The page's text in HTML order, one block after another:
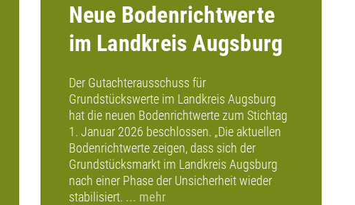
Neue Bodenrichtwerte
im Landkreis Augsburg
Der Gutachterausschuss für
Grundstückswerte im Landkreis Augsburg
hat die neuen Bodenrichtwerte zum Stichtag
1. Januar 2026 beschlossen. „Die aktuellen
Bodenrichtwerte zeigen, dass sich der
Grundstücksmarkt im Landkreis Augsburg
nach einer Phase der Unsicherheit wieder
stabilisiert. ... mehr